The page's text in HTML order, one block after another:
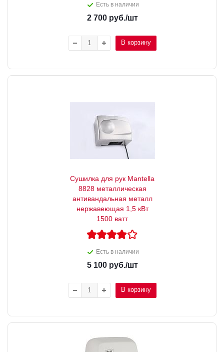
Есть в наличии
2 700руб./шт
В корзину
Сушилка для рук Mantella
8828 металлическая
антивандальная металл
нержавеющая 1,5 кВт
1500 ватт
Есть в наличии
5 100руб./шт
В корзину